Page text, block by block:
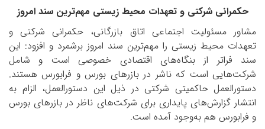
حکمرانی شرکتی و تعهدات محیط زیستی مهم‌ترین سند امروز
مشاور مسئولیت اجتماعی اتاق بازرگانی، حکمرانی شرکتی و
تعهدات محیط زیستی را مهم‌ترین سند امروز برشمرد و افزود: این
سند فراتر از بنگاه‌های اقتصادی خصوصی است و شامل
شرکت‌هایی است که ناشر در بازرهای بورس و فرابورس هستند.
دستورالعمل حاکمیتی شرکتی در ذیل این دستورالعمل، الزام به
انتشار گزارش‌های پایداری برای شرکت‌های ناظر در بازرهای بورس
و فرابورس هم به‌وجود آمده است.